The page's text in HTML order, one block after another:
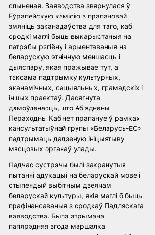
спыненая. Ваяводства звярнулася ў
Еўрапейскую камісію з прапановай
змяніць заканадаўства для таго, каб
сродкі маглі быць выкарыстаныя на
патрэбы рэгіёну і арыентаваныя на
беларускую этнічную меншасць і
дыяспару, якая пражывае тут, а
таксама падтрымку культурных,
эканамічных, сацыяльных, грамадскіх і
іншых праектаў. Дасягнута
дамоўленасць, што Аб'яднаны
Пераходны Кабінет прапануе ў рамках
кансультатыўнай групы «Беларусь-ЕС»
падтрымаць дадзеную ініцыятыву
мясцовых органаў улады.
Падчас сустрэчы былі закранутыя
пытанні адукацыі на беларускай мове і
стыпендый выбітным дзеячам
беларускай культуры, якія маглі б быць
прафінансаваныя з сродкаў Падляскага
ваяводства. Была атрымана
папярэдняя згода маршалка